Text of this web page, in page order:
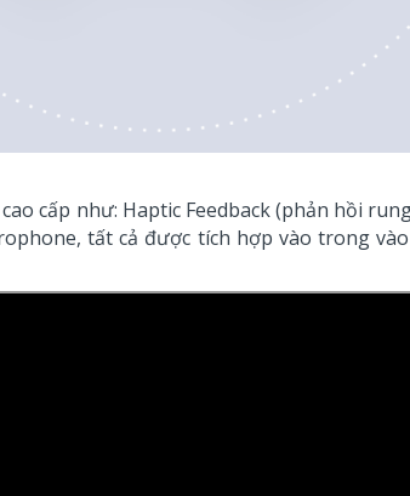
cấp như: Haptic Feedback (phản hồi
tất cả được tích hợp vào trong